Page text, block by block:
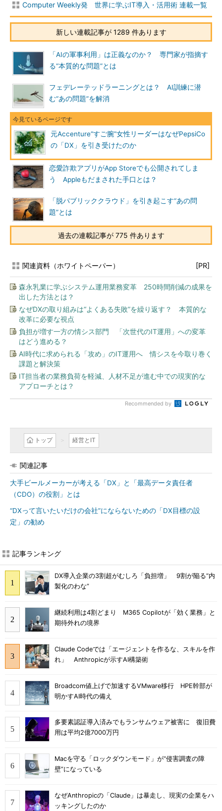
Computer Weekly発 世界に学ぶIT導入・活用術 連載一覧
新しい連載記事が 1289 件あります
「AIの軍事利用」は正義なのか？ 専門家が指摘す
る“本質的な問題”とは
フェデレーテッドラーニングとは？ AI訓練に潜
む“あの問題”を解消
元Accenture“すご腕”女性リーダーはなぜPepsiCo
の「DX」を引き受けたのか
恋愛詐欺アプリがApp Storeでも公開されてしま
う Appleもだまされた手口とは？
「脱パブリッククラウド」を引き起こす“あの問
題”とは
過去の連載記事が 775 件あります
関連資料（ホワイトペーパー） [PR]
森永乳業に学ぶシステム運用業務変革 250時間削減の成果を
出した方法とは？
なぜDXの取り組みは“よくある失敗”を繰り返す？ 本質的な
改革に必要な視点
負担が増す一方の情シス部門 「次世代のIT運用」への変革
はどう進める？
AI時代に求められる「攻め」のIT運用へ 情シスを今取り巻く
課題と解決策
IT担当者の業務負荷を軽減、人材不足が進む中での現実的な
アプローチとは？
Recommended by
トップ 経営とIT
関連記事
大手ビールメーカーが考える「DX」と「最高データ責任者
（CDO）の役割」とは
“DXって言いたいだけの会社”にならないための「DX目標の設
定」の勧め
記事ランキング
DX導入企業の3割超がむしろ「負担増」 9割が陥る“内
製化のわな”
継続利用は4割どまり M365 Copilotが「効く業務」と
期待外れの境界
Claude Codeでは「エージェントを作るな、スキルを作
れ」 Anthropicが示すAI構築術
Broadcom値上げで加速するVMware移行 HPE幹部が
明かすAI時代の備え
多要素認証導入済みでもランサムウェア被害に 復旧費
用は平均2億7000万円
Macを守る「ロックダウンモード」が“侵害調査の障
壁”になっている
なぜAnthropicの「Claude」は暴走し、現実の企業をハ
ッキングしたのか